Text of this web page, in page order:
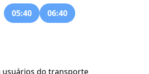
05:40
06:40
usuários do transporte